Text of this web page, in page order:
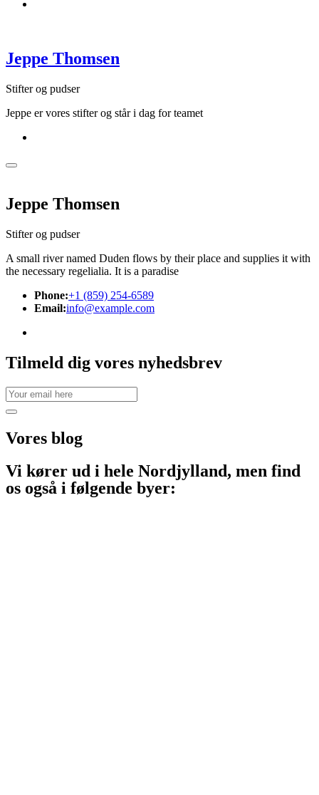
Jeppe Thomsen
Stifter og pudser
Jeppe er vores stifter og står i dag for teamet
Jeppe Thomsen
Stifter og pudser
A small river named Duden flows by their place and supplies it with
the necessary regelialia. It is a paradise
Phone:+1 (859) 254-6589
Email:info@example.com
Tilmeld dig vores nyhedsbrev
Vores blog
Vi kører ud i hele Nordjylland, men find
os også i følgende byer: